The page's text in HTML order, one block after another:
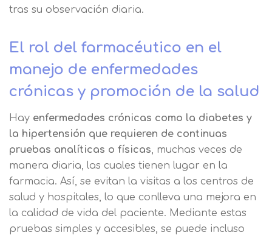
tras su observación diaria.
El rol del farmacéutico en el
manejo de enfermedades
crónicas y promoción de la salud
Hay enfermedades crónicas como la diabetes y
la hipertensión que requieren de continuas
pruebas analíticas o físicas, muchas veces de
manera diaria, las cuales tienen lugar en la
farmacia. Así, se evitan la visitas a los centros de
salud y hospitales, lo que conlleva una mejora en
la calidad de vida del paciente. Mediante estas
pruebas simples y accesibles, se puede incluso